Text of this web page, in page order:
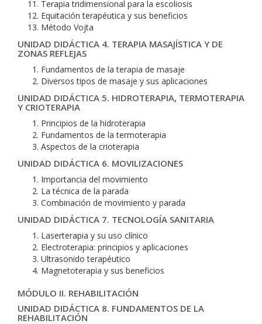
Terapia tridimensional para la escoliosis
Equitación terapéutica y sus beneficios
Método Vojta
UNIDAD DIDÁCTICA 4. TERAPIA MASAJÍSTICA Y DE
ZONAS REFLEJAS
Fundamentos de la terapia de masaje
Diversos tipos de masaje y sus aplicaciones
UNIDAD DIDÁCTICA 5. HIDROTERAPIA, TERMOTERAPIA
Y CRIOTERAPIA
Principios de la hidroterapia
Fundamentos de la termoterapia
Aspectos de la crioterapia
UNIDAD DIDÁCTICA 6. MOVILIZACIONES
Importancia del movimiento
La técnica de la parada
Combinación de movimiento y parada
UNIDAD DIDÁCTICA 7. TECNOLOGÍA SANITARIA
Laserterapia y su uso clínico
Electroterapia: principios y aplicaciones
Ultrasonido terapéutico
Magnetoterapia y sus beneficios
MÓDULO II. REHABILITACIÓN
UNIDAD DIDÁCTICA 8. FUNDAMENTOS DE LA
REHABILITACIÓN